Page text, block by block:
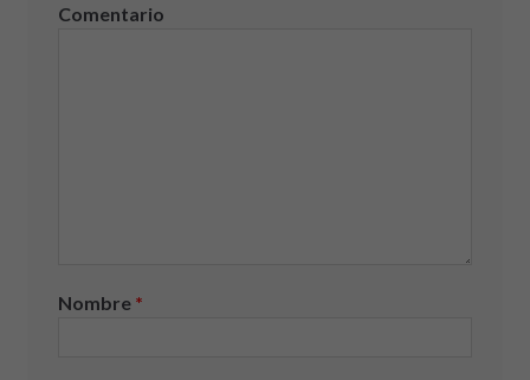
Comentario
Nombre *